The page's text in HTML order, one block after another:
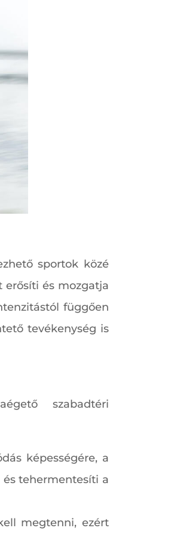
sportok közé
erősíti és mozgatja
függően
tevékenység is
szabadtéri
képességére, a
és tehermentesíti a
megtenni, ezért